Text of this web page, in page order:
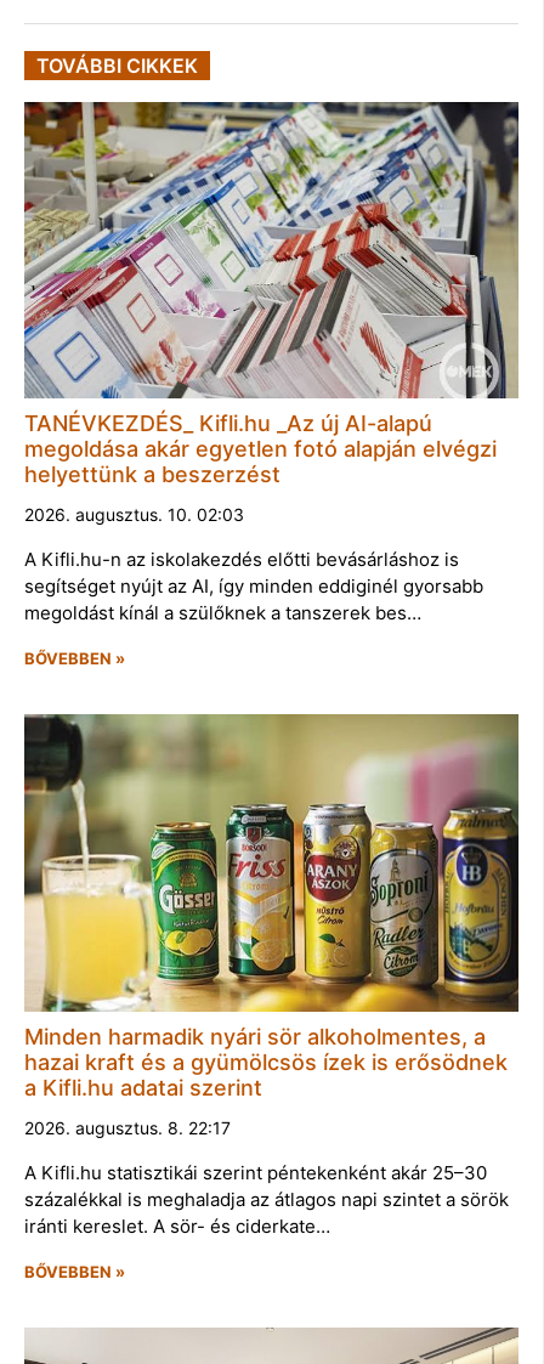
TOVÁBBI CIKKEK
TANÉVKEZDÉS_ Kifli.hu _Az új AI-alapú
megoldása akár egyetlen fotó alapján elvégzi
helyettünk a beszerzést
2026. augusztus. 10. 02:03
A Kifli.hu-n az iskolakezdés előtti bevásárláshoz is
segítséget nyújt az AI, így minden eddiginél gyorsabb
megoldást kínál a szülőknek a tanszerek bes…
BŐVEBBEN »
Minden harmadik nyári sör alkoholmentes, a
hazai kraft és a gyümölcsös ízek is erősödnek
a Kifli.hu adatai szerint
2026. augusztus. 8. 22:17
A Kifli.hu statisztikái szerint péntekenként akár 25–30
százalékkal is meghaladja az átlagos napi szintet a sörök
iránti kereslet. A sör- és ciderkate…
BŐVEBBEN »